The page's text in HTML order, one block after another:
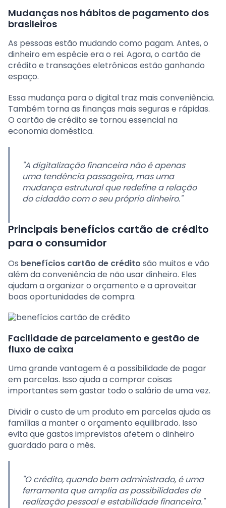
Mudanças nos hábitos de pagamento dos
brasileiros
As pessoas estão mudando como pagam. Antes, o
dinheiro em espécie era o rei. Agora, o cartão de
crédito e transações eletrônicas estão ganhando
espaço.
Essa mudança para o digital traz mais conveniência.
Também torna as finanças mais seguras e rápidas.
O cartão de crédito se tornou essencial na
economia doméstica.
"A digitalização financeira não é apenas
uma tendência passageira, mas uma
mudança estrutural que redefine a relação
do cidadão com o seu próprio dinheiro."
Principais benefícios cartão de crédito
para o consumidor
Os benefícios cartão de crédito são muitos e vão
além da conveniência de não usar dinheiro. Eles
ajudam a organizar o orçamento e a aproveitar
boas oportunidades de compra.
Facilidade de parcelamento e gestão de
fluxo de caixa
Uma grande vantagem é a possibilidade de pagar
em parcelas. Isso ajuda a comprar coisas
importantes sem gastar todo o salário de uma vez.
Dividir o custo de um produto em parcelas ajuda as
famílias a manter o orçamento equilibrado. Isso
evita que gastos imprevistos afetem o dinheiro
guardado para o mês.
"O crédito, quando bem administrado, é uma
ferramenta que amplia as possibilidades de
realização pessoal e estabilidade financeira."